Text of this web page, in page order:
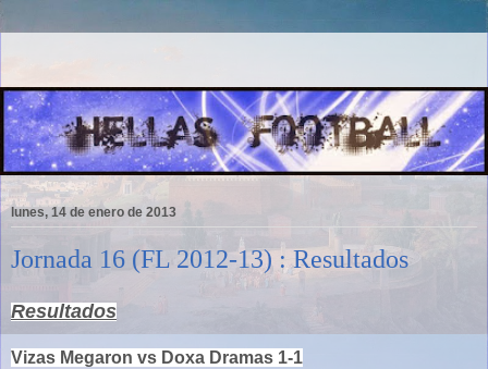
lunes, 14 de enero de 2013
Jornada 16 (FL 2012-13) : Resultados
Resultados
Vizas Megaron vs Doxa Dramas 1-1